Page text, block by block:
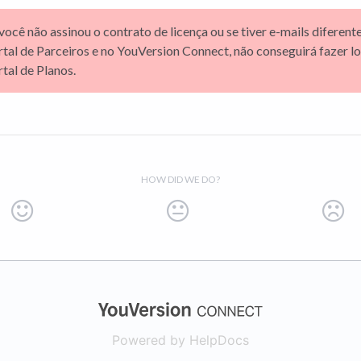
não assinou o contrato de licença ou se tiver e-mails
de Parceiros e no YouVersion Connect, não conseguirá fazer
de Planos.
HOW DID WE DO?
(opens in a new
Powered by HelpDocs